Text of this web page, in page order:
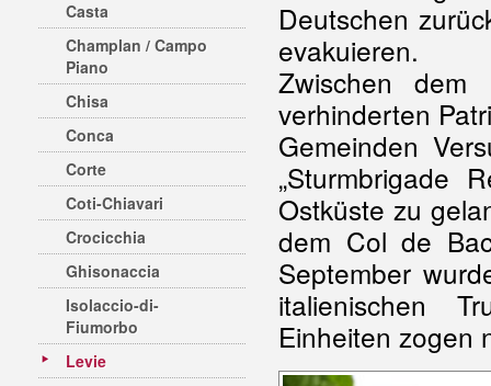
Casta
Champlan / Campo
Piano
Chisa
Conca
Corte
Coti-Chiavari
Crocicchia
Ghisonaccia
Isolaccio-di-
Fiumorbo
Levie
Deutschen
evakuieren.
Zwischen
verhinderten
Gemeinden
„Sturmbrigade
Ostküste zu
dem Col de
September
italienischen
Einheiten zogen